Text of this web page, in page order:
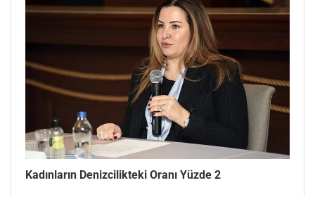
Kadınların Denizcilikteki Oranı Yüzde 2